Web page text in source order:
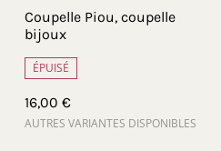
Coupelle Piou, coupelle
bijoux
ÉPUISÉ
16,00 €
AUTRES VARIANTES DISPONIBLES